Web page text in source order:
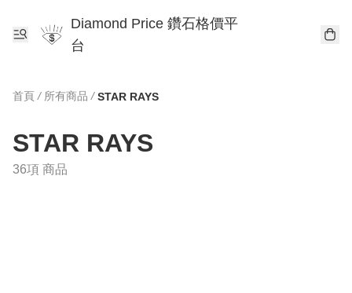
Diamond Price 鑽石格價平
台
首頁 / 所有商品 / STAR RAYS
STAR RAYS
36項 商品